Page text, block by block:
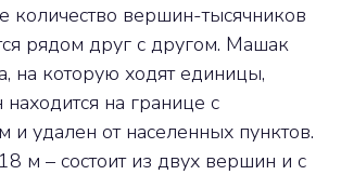
количество вершин-тысячников
рядом друг с другом. Машак
на которую ходят единицы,
находится на границе с
и удален от населенных пунктов.
м – состоит из двух вершин и с